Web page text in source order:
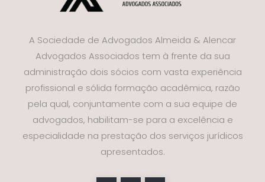
A Sociedade de Advogados Almeida & Alencar
Advogados Associados tem à frente da sua
administração dois sócios com vasta experiência
profissional e sólida formação acadêmica, razão
pela qual, conjuntamente com a sua equipe de
advogados, habilitam-se para a excelência e
especialidade na prestação dos serviços jurídicos
apresentados.